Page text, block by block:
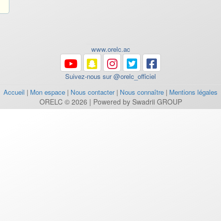
www.orelc.ac
Suivez-nous sur @orelc_officiel
Accueil | Mon espace | Nous contacter| Nous connaître | Mentions légales
ORELC © 2026 | Powered by Swadrii GROUP